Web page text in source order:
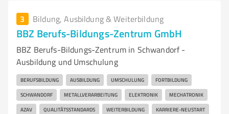
3 Bildung, Ausbildung & Weiterbildung
BBZ Berufs-Bildungs-Zentrum GmbH
BBZ Berufs-Bildungs-Zentrum in Schwandorf -
Ausbildung und Umschulung
BERUFSBILDUNG AUSBILDUNG UMSCHULUNG FORTBILDUNG
SCHWANDORF METALLVERARBEITUNG ELEKTRONIK MECHATRONIK
AZAV QUALITÄTSSTANDARDS WEITERBILDUNG KARRIERE-NEUSTART